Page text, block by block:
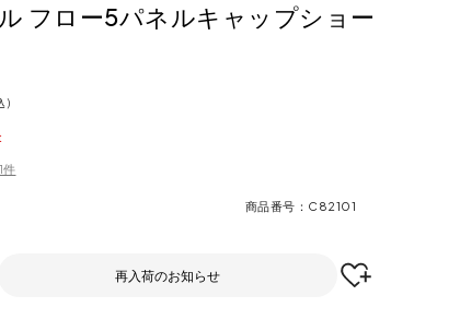
フロー5パネルキャップショー
1件
商品番号 C82101
再入荷のお知らせ